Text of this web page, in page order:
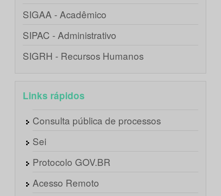
SIGAA - Acadêmico
SIPAC - Administrativo
SIGRH - Recursos Humanos
Links rápidos
Consulta pública de processos
Sei
Protocolo GOV.BR
Acesso Remoto